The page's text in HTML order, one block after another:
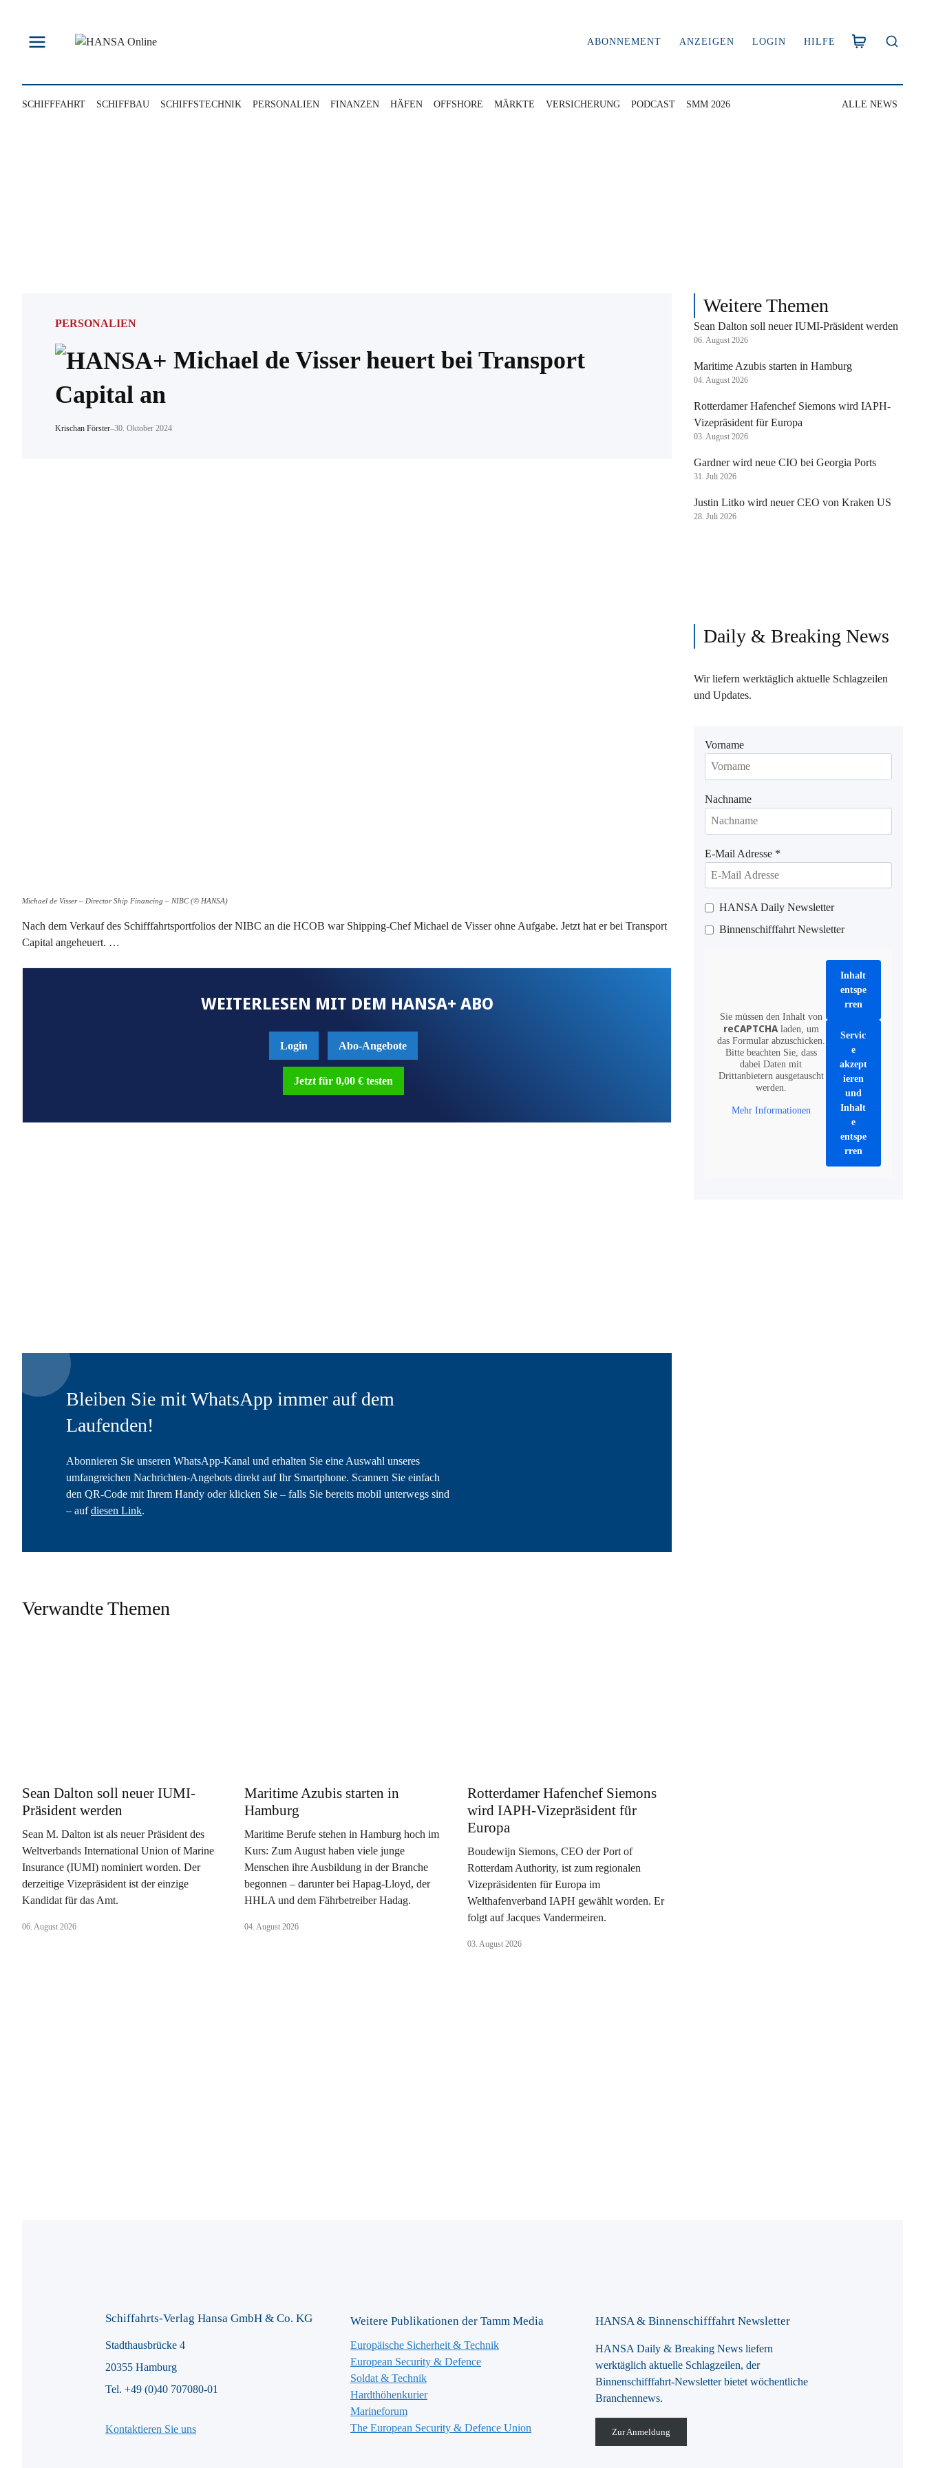
springen
ABONNEMENT ANZEIGEN LOGIN HILFE
SCHIFFFAHRT SCHIFFBAU SCHIFFSTECHNIK PERSONALIEN FINANZEN HÄFEN OFFSHORE MÄRKTE VERSICHERUNG PODCAST SMM 2026 ALLE NEWS
PERSONALIEN
Michael de Visser heuert bei Transport
Capital an
Krischan Förster–30. Oktober 2024
Michael de Visser – Director Ship Financing – NIBC (© HANSA)
Nach dem Verkauf des Schifffahrtsportfolios der NIBC an die HCOB war Shipping-Chef Michael de Visser ohne Aufgabe. Jetzt hat er bei Transport
Capital angeheuert. …
WEITERLESEN MIT DEM HANSA+ ABO
Login Abo-Angebote
Jetzt für 0,00 € testen
Bleiben Sie mit WhatsApp immer auf dem
Laufenden!
Abonnieren Sie unseren WhatsApp-Kanal und erhalten Sie eine Auswahl unseres
umfangreichen Nachrichten-Angebots direkt auf Ihr Smartphone. Scannen Sie einfach
den QR-Code mit Ihrem Handy oder klicken Sie – falls Sie bereits mobil unterwegs sind
– aufdiesen Link.
Verwandte Themen
Sean Dalton soll neuer IUMI-
Präsident werden
Sean M. Dalton ist als neuer Präsident des
Weltverbands International Union of Marine
Insurance (IUMI) nominiert worden. Der
derzeitige Vizepräsident ist der einzige
Kandidat für das Amt.
06. August 2026
Maritime Azubis starten in
Hamburg
Maritime Berufe stehen in Hamburg hoch im
Kurs: Zum August haben viele junge
Menschen ihre Ausbildung in der Branche
begonnen – darunter bei Hapag-Lloyd, der
HHLA und dem Fährbetreiber Hadag.
04. August 2026
Rotterdamer Hafenchef Siemons
wird IAPH-Vizepräsident für
Europa
Boudewijn Siemons, CEO der Port of
Rotterdam Authority, ist zum regionalen
Vizepräsidenten für Europa im
Welthafenverband IAPH gewählt worden. Er
folgt auf Jacques Vandermeiren.
03. August 2026
Weitere Themen
Sean Dalton soll neuer IUMI-Präsident werden
06. August 2026
Maritime Azubis starten in Hamburg
04. August 2026
Rotterdamer Hafenchef Siemons wird IAPH-
Vizepräsident für Europa
03. August 2026
Gardner wird neue CIO bei Georgia Ports
31. Juli 2026
Justin Litko wird neuer CEO von Kraken US
28. Juli 2026
Daily & Breaking News
Wir liefern werktäglich aktuelle Schlagzeilen
und Updates.
Vorname
Nachname
E-Mail Adresse *
HANSA Daily Newsletter
Binnenschifffahrt Newsletter
Sie müssen den Inhalt von
reCAPTCHAladen, um
das Formular abzuschicken.
Bitte beachten Sie, dass
dabei Daten mit
Drittanbietern ausgetauscht
werden.
Mehr Informationen
Inhalt
entspe
rren
Servic
e
akzept
ieren
und
Inhalt
e
entspe
rren
Schiffahrts-Verlag Hansa GmbH & Co. KG
Stadthausbrücke 4
20355 Hamburg
Tel. +49 (0)40 707080-01
Kontaktieren Sie uns
Weitere Publikationen der Tamm Media
Europäische Sicherheit & Technik
European Security & Defence
Soldat & Technik
Hardthöhenkurier
Marineforum
The European Security & Defence Union
HANSA & Binnenschifffahrt Newsletter
HANSA Daily & Breaking News liefern
werktäglich aktuelle Schlagzeilen, der
Binnenschifffahrt-Newsletter bietet wöchentliche
Branchennews.
Zur Anmeldung